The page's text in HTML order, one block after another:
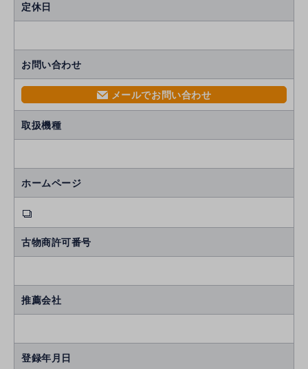
定休日
お問い合わせ
mail メールでお問い合わせ
取扱機種
ホームページ
古物商許可番号
推薦会社
登録年月日